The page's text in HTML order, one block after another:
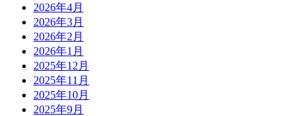
2026年4月
2026年3月
2026年2月
2026年1月
2025年12月
2025年11月
2025年10月
2025年9月